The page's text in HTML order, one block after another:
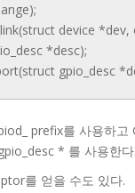
device *dev,
*desc);
gpio_desc
prefix를 사용하고
* 를 사용한다.
를 얻을 수도 있다.